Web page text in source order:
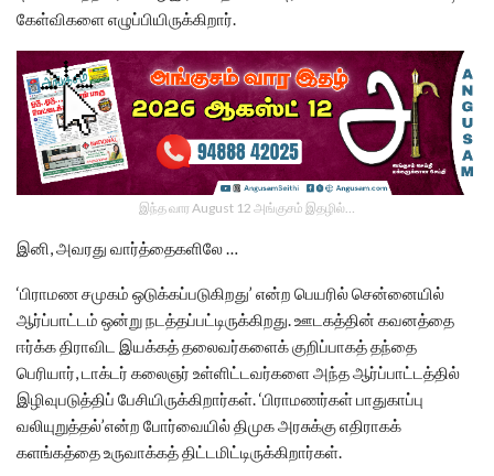
கேள்விகளை எழுப்பியிருக்கிறார்.
இந்த வார August 12 அங்குசம் இதழில்…
இனி, அவரது வார்த்தைகளிலே …
‘பிராமண சமுகம் ஒடுக்கப்படுகிறது’ என்ற பெயரில் சென்னையில்
ஆர்ப்பாட்டம் ஒன்று நடத்தப்பட்டிருக்கிறது. ஊடகத்தின் கவனத்தை
ஈர்க்க திராவிட இயக்கத் தலைவர்களைக் குறிப்பாகத் தந்தை
பெரியார், டாக்டர் கலைஞர் உள்ளிட்டவர்களை அந்த ஆர்ப்பாட்டத்தில்
இழிவுபடுத்திப் பேசியிருக்கிறார்கள். ‘பிராமணர்கள் பாதுகாப்பு
வலியுறுத்தல்’என்ற போர்வையில் திமுக அரசுக்கு எதிராகக்
களங்கத்தை உருவாக்கத் திட்டமிட்டிருக்கிறார்கள்.